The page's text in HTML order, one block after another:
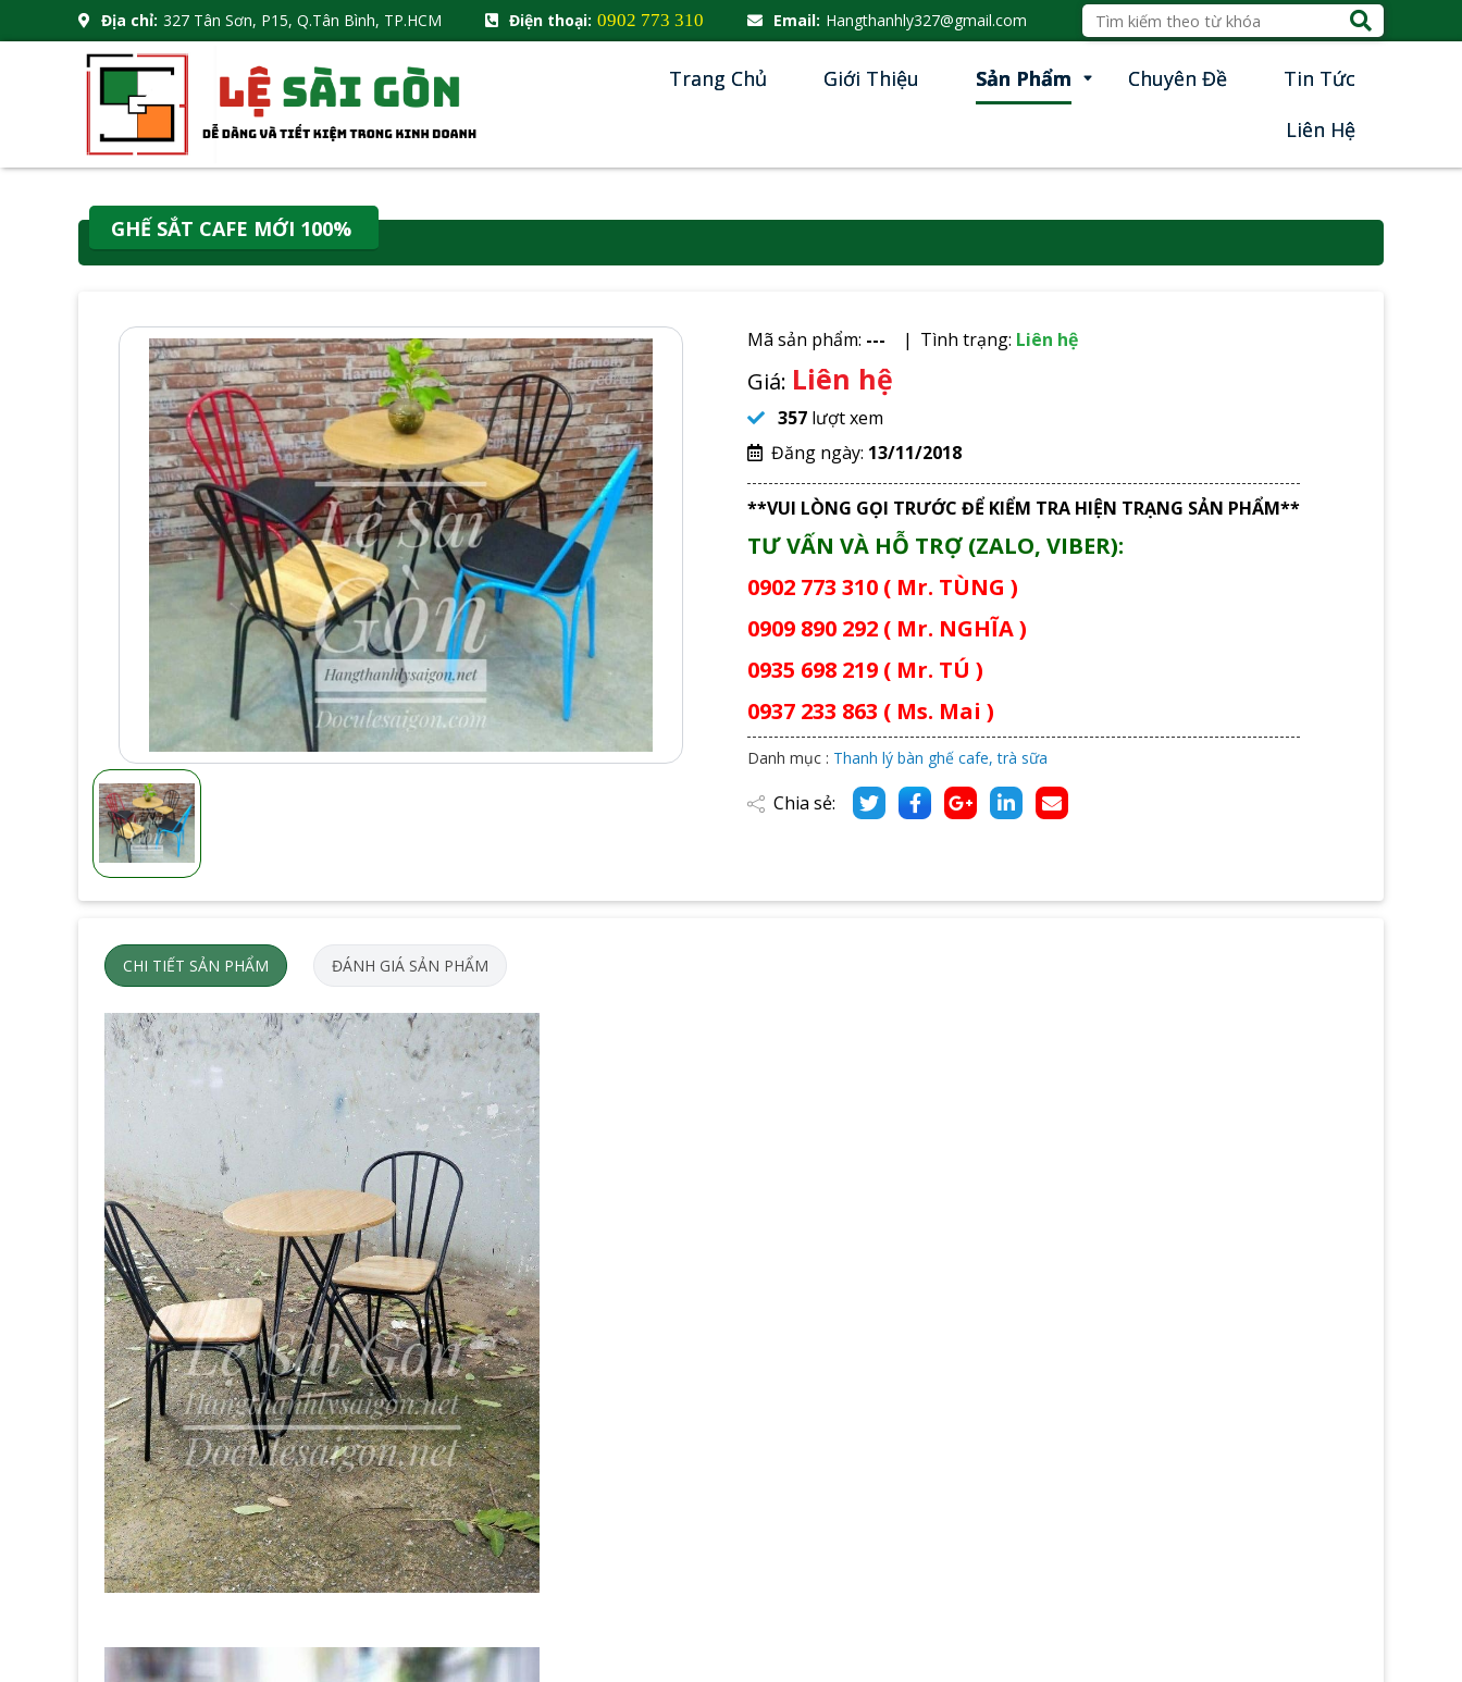
Địa chỉ: 327 Tân Sơn, P15, Q.Tân Bình, TP.HCM Điện thoại: 0902 773 310 Email: Hangthanhly327@gmail.com
Trang Chủ Giới Thiệu Sản Phẩm Chuyên Đề
Tin Tức
Liên Hệ
GHẾ SẮT CAFE MỚI 100%
Mã sản phẩm: --- Tình trạng: Liên hệ
Giá: Liên hệ
357 lượt xem
Đăng ngày: 13/11/2018
**VUI LÒNG GỌI TRƯỚC ĐỂ KIỂM TRA HIỆN TRẠNG SẢN PHẨM**
TƯ VẤN VÀ HỖ TRỢ (ZALO, VIBER):
0902 773 310 ( Mr. TÙNG )
0909 890 292 ( Mr. NGHĨA )
0935 698 219 ( Mr. TÚ )
0937 233 863 ( Ms. Mai )
Danh mục : Thanh lý bàn ghế cafe, trà sữa
Chia sẻ:
CHI TIẾT SẢN PHẨM ĐÁNH GIÁ SẢN PHẨM